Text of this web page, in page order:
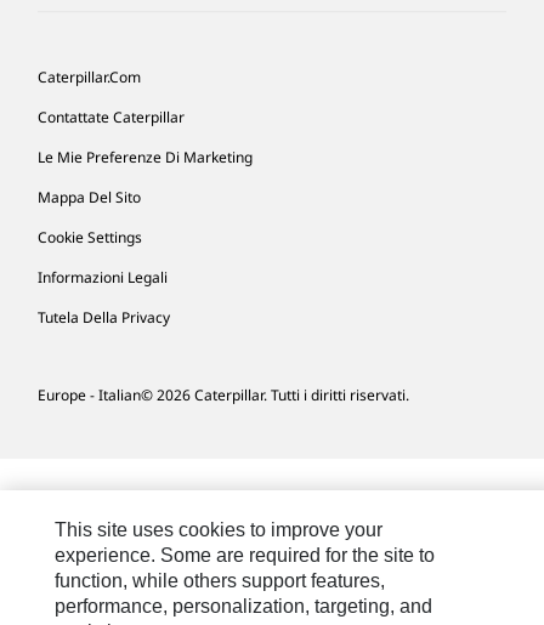
Caterpillar.com
Contattate Caterpillar
Le Mie Preferenze Di Marketing
Mappa Del Sito
Cookie Settings
Informazioni Legali
Tutela Della Privacy
Europe - Italian© 2026 Caterpillar. Tutti i diritti riservati.
This site uses cookies to improve your
experience. Some are required for the site to
function, while others support features,
performance, personalization, targeting, and